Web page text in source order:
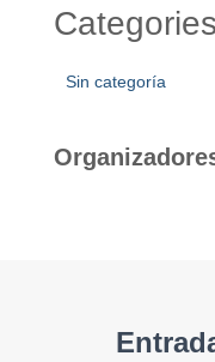
Categories
Sin categoría